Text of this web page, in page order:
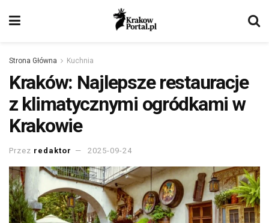
Strona Główna Kuchnia
Kraków: Najlepsze restauracje
z klimatycznymi ogródkami w
Krakowie
Przez redaktor 2025-09-24